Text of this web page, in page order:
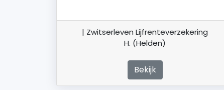
| Zwitserleven Lijfrenteverzekering
H. (Helden)
Bekijk